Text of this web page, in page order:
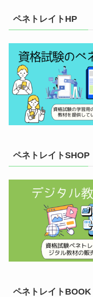
ペネトレイトHP
ペネトレイトSHOP
ペネトレイトBOOK